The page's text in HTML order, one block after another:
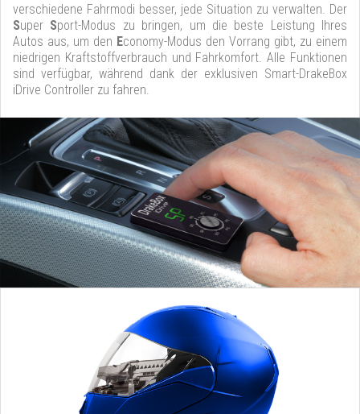
verschiedene Fahrmodi besser, jede Situation zu verwalten. Der
Super Sport-Modus zu bringen, um die beste Leistung Ihres
Autos aus, um den Economy-Modus den Vorrang gibt, zu einem
niedrigen Kraftstoffverbrauch und Fahrkomfort. Alle Funktionen
sind verfügbar, während dank der exklusiven Smart-DrakeBox
iDrive Controller zu fahren.